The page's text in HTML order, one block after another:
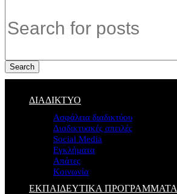
Search
ΔΙΑΔΙΚΤΥΟ
Ασφάλεια διαδικτύου
Διαδικτυακές απειλές
Social Media
Εγκλήματα
Απάτες
Κοινωνία
ΕΚΠΑΙΔΕΥΤΙΚΑ ΠΡΟΓΡΑΜΜΑΤΑ